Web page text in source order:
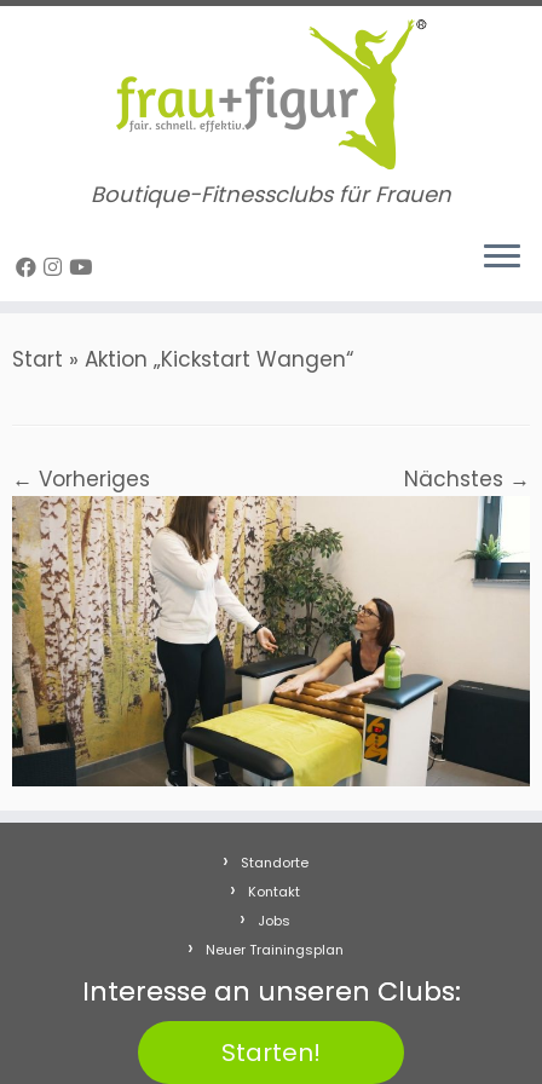
Zum
Boutique-Fitnessclubs für Frauen
Start » Aktion „Kickstart Wangen“
← Vorheriges Nächstes →
Standorte
Kontakt
Jobs
Neuer Trainingsplan
Interesse an unseren Clubs:
Starten!